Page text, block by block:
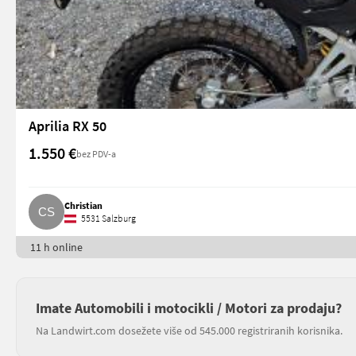
Aprilia RX 50
1.550 €bez PDV-a
Christian
5531 Salzburg
11 h online
Imate Automobili i motocikli / Motori za prodaju?
Na Landwirt.com dosežete više od 545.000 registriranih korisnika.